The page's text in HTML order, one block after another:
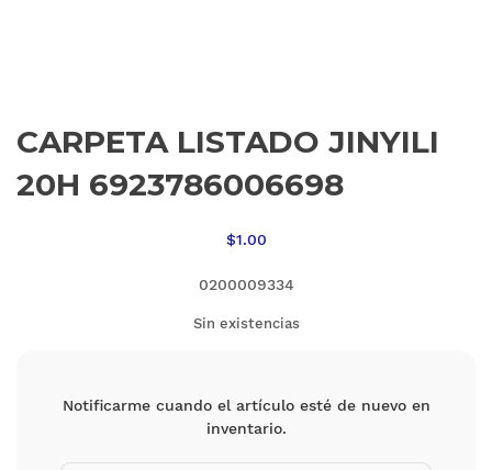
CARPETA LISTADO JINYILI
20H 6923786006698
$1.00
0200009334
Sin existencias
Notificarme cuando el artículo esté de nuevo en
inventario.